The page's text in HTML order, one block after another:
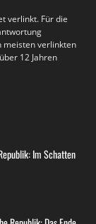
verlinkt. Für die
meisten verlinkten
12 Jahren
Im Schatten